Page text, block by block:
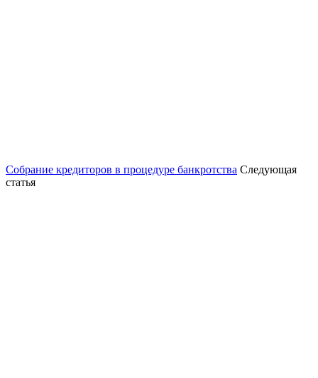
Собрание кредиторов в процедуре банкротства Следующая
статья